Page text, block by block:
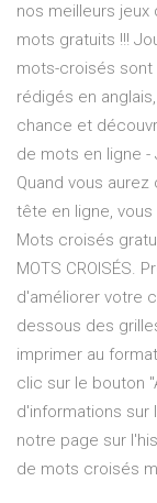
nos meilleurs
mots gratuits !!!
mots-croisés sont
rédigés en
chance et
de mots en ligne -
Quand vous
tête en ligne, vous
Mots croisés
MOTS CROISÉS.
d'améliorer votre
dessous des
imprimer au
clic sur le bouton
d'informations sur
notre page sur
de mots croisés